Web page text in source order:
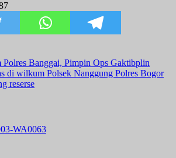
Polres Banggai, Pimpin Ops Gaktibplin
di wilkum Polsek Nanggung Polres Bogor
reserse